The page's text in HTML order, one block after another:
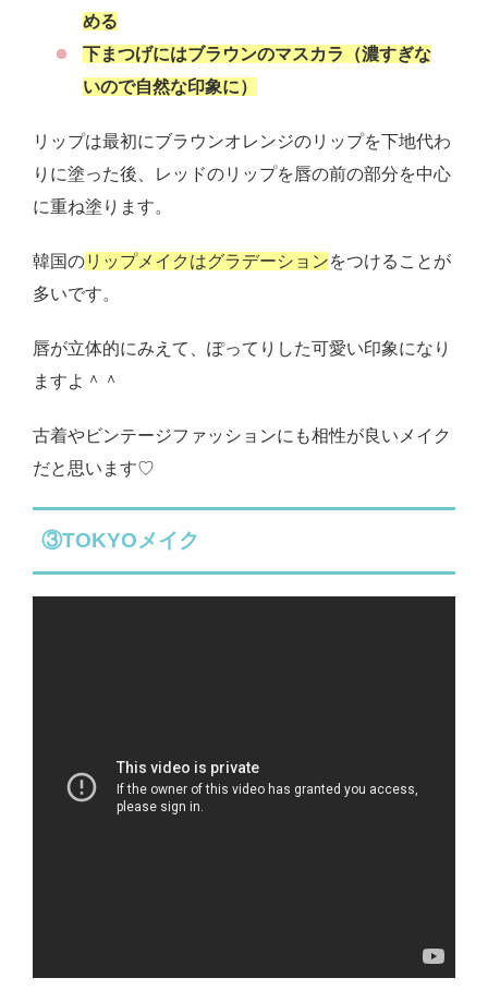
める
下まつげにはブラウンのマスカラ（濃すぎな
いので自然な印象に）
リップは最初にブラウンオレンジのリップを下地代わ
りに塗った後、レッドのリップを唇の前の部分を中心
に重ね塗ります。
韓国のリップメイクはグラデーションをつけることが
多いです。
唇が立体的にみえて、ぽってりした可愛い印象になり
ますよ＾＾
古着やビンテージファッションにも相性が良いメイク
だと思います♡
③TOKYOメイク